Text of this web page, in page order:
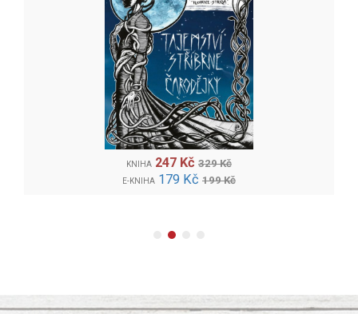
KNIHA 247 Kč 329 Kč
E-KNIHA 179 Kč 199 Kč